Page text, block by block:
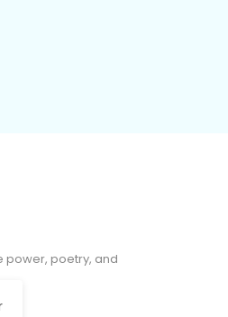
power, poetry, and